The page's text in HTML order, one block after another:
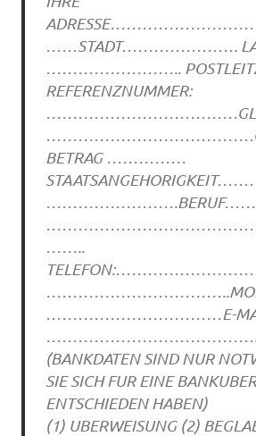
……STADT………………….
……………………..
REFERENZNUMMER:
BETRAG ……………
……..
……………………………E-
(BANKDATEN SIND NUR
SIE SICH FUR EINE
ENTSCHIEDEN HABEN)
(1) UBERWEISUNG (2)